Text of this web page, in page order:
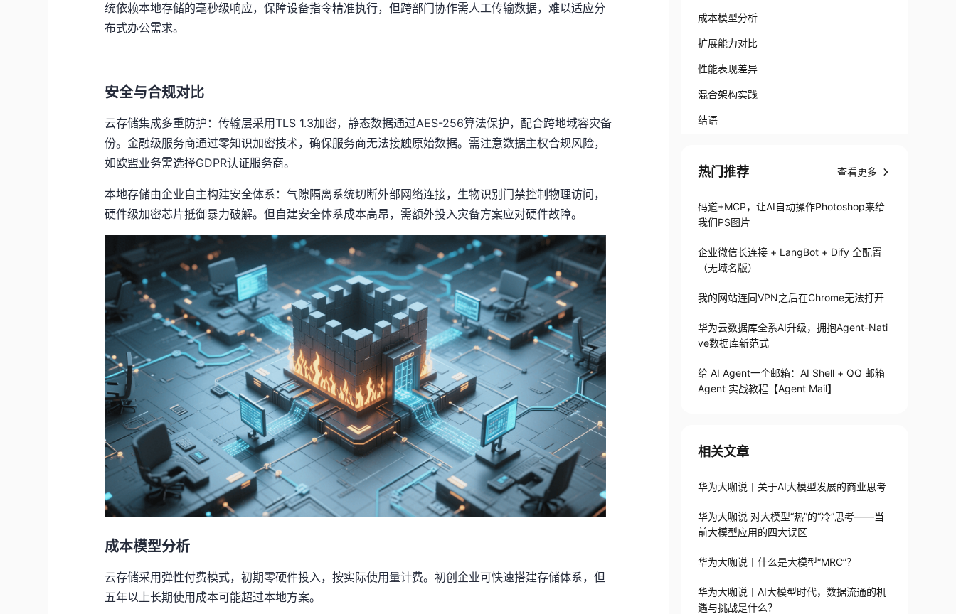
统依赖本地存储的毫秒级响应，保障设备指令精准执行，但跨部门协作需人工传输数据，难以适应分
布式办公需求。
安全与合规对比
云存储集成多重防护：传输层采用TLS 1.3加密，静态数据通过AES-256算法保护，配合跨地域容灾备
份。金融级服务商通过零知识加密技术，确保服务商无法接触原始数据。需注意数据主权合规风险，
如欧盟业务需选择GDPR认证服务商。
本地存储由企业自主构建安全体系：气隙隔离系统切断外部网络连接，生物识别门禁控制物理访问，
硬件级加密芯片抵御暴力破解。但自建安全体系成本高昂，需额外投入灾备方案应对硬件故障。
成本模型分析
云存储采用弹性付费模式，初期零硬件投入，按实际使用量计费。初创企业可快速搭建存储体系，但
五年以上长期使用成本可能超过本地方案。
成本模型分析
扩展能力对比
性能表现差异
混合架构实践
结语
热门推荐 查看更多
码道+MCP，让AI自动操作Photoshop来给
我们PS图片
企业微信长连接 + LangBot + Dify 全配置
（无域名版）
我的网站连同VPN之后在Chrome无法打开
华为云数据库全系AI升级，拥抱Agent-Nati
ve数据库新范式
给 AI Agent一个邮箱：AI Shell + QQ 邮箱
Agent 实战教程【Agent Mail】
相关文章
华为大咖说丨关于AI大模型发展的商业思考
华为大咖说 对大模型“热”的“冷”思考——当
前大模型应用的四大误区
华为大咖说丨什么是大模型“MRC”？
华为大咖说丨AI大模型时代，数据流通的机
遇与挑战是什么？